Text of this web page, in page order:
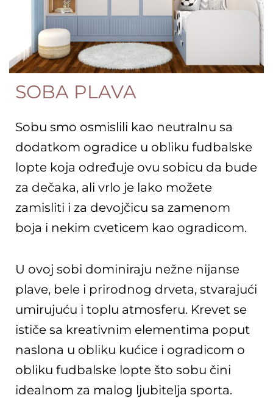
SOBA PLAVA
Sobu smo osmislili kao neutralnu sa
dodatkom ogradice u obliku fudbalske
lopte koja određuje ovu sobicu da bude
za dečaka, ali vrlo je lako možete
zamisliti i za devojčicu sa zamenom
boja i nekim cveticem kao ogradicom.
U ovoj sobi dominiraju nežne nijanse
plave, bele i prirodnog drveta, stvarajući
umirujuću i toplu atmosferu. Krevet se
ističe sa kreativnim elementima poput
naslona u obliku kućice i ogradicom o
obliku fudbalske lopte što sobu čini
idealnom za malog ljubitelja sporta.